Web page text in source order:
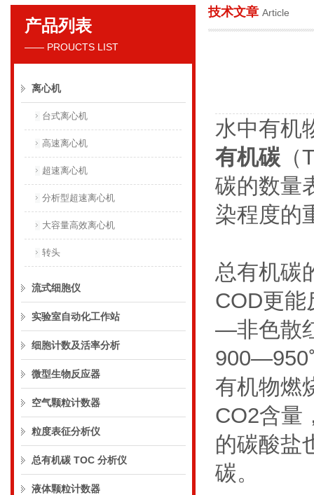
贝克曼库尔特国际贸易（上海）有限公司
产品列表
—— PROUCTS LIST
离心机
台式离心机
高速离心机
超速离心机
分析型超速离心机
大容量高效离心机
转头
流式细胞仪
实验室自动化工作站
细胞计数及活率分析
微型生物反应器
空气颗粒计数器
粒度表征分析仪
总有机碳 TOC 分析仪
液体颗粒计数器
技术文章 Article
水中有机
有机碳
碳的数量
染程度
总有机碳
COD更能
—非色散
有机物燃
CO2含量
的碳酸盐
碳。